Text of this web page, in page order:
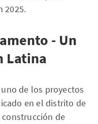
2025.
- Un
Latina
de los proyectos
en el distrito de
de